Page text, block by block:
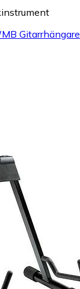
Gitarrhängare